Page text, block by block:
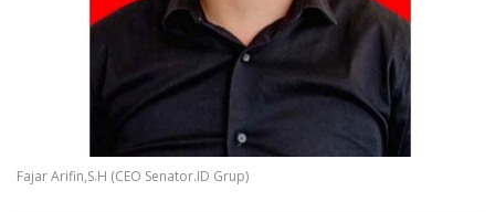
Fajar Arifin,S.H (CEO Senator.ID Grup)